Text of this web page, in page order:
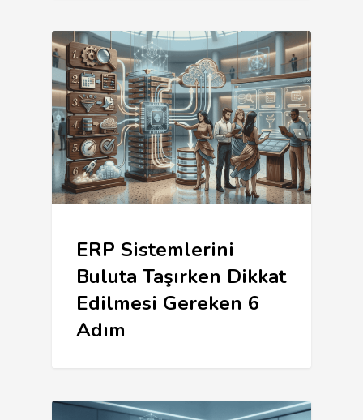
ERP Sistemlerini
Buluta Taşırken Dikkat
Edilmesi Gereken 6
Adım